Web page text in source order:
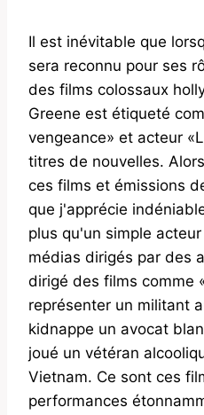
Il est inévitable que
sera reconnu pour ses
des films colossaux
Greene est étiqueté
vengeance» et acteur
titres de nouvelles.
ces films et émissions
que j'apprécie
plus qu'un simple
médias dirigés par des
dirigé des films comme
représenter un militant
kidnappe un avocat
joué un vétéran
Vietnam. Ce sont ces
performances